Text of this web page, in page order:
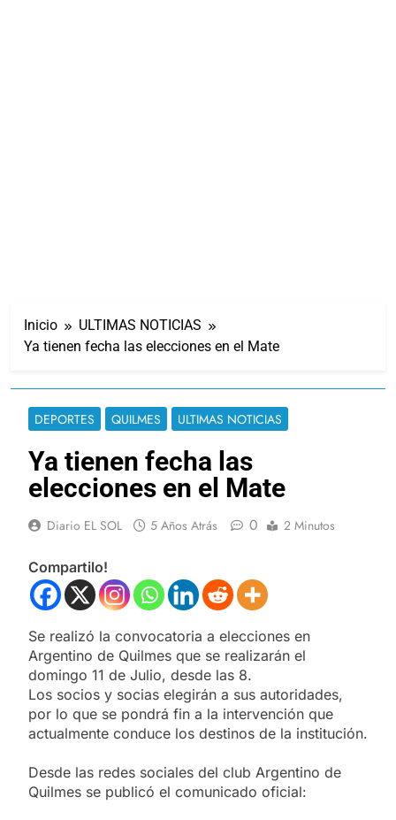
Inicio
ULTIMAS NOTICIAS
Ya tienen fecha las elecciones en el Mate
DEPORTES QUILMES ULTIMAS NOTICIAS
Ya tienen fecha las
elecciones en el Mate
Diario EL SOL 5 Años Atrás 0 2 Minutos
Compartilo!
Se realizó la convocatoria a elecciones en
Argentino de Quilmes que se realizarán el
domingo 11 de Julio, desde las 8.
Los socios y socias elegirán a sus autoridades,
por lo que se pondrá fin a la intervención que
actualmente conduce los destinos de la institución.
Desde las redes sociales del club Argentino de
Quilmes se publicó el comunicado oficial: